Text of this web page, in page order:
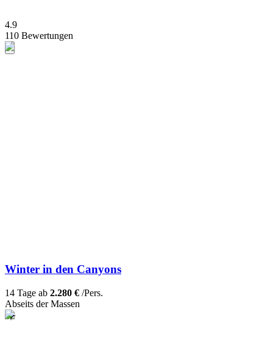
4.9
110 Bewertungen
Winter in den Canyons
14 Tage ab 2.280 € /Pers.
Abseits der Massen